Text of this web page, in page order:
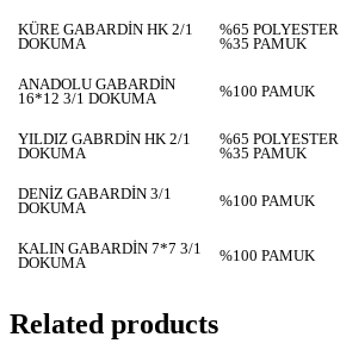
KÜRE GABARDİN HK 2/1
DOKUMA
%65 POLYESTER
%35 PAMUK
ANADOLU GABARDİN
16*12 3/1 DOKUMA
%100 PAMUK
YILDIZ GABRDİN HK 2/1
DOKUMA
%65 POLYESTER
%35 PAMUK
DENİZ GABARDİN 3/1
DOKUMA
%100 PAMUK
KALIN GABARDİN 7*7 3/1
DOKUMA
%100 PAMUK
Related products